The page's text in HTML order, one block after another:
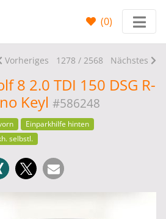
(0)
Vorheriges 1278 / 2568 Nächstes
8 2.0 TDI 150 DSG R-
Keyl #586248
Einparkhilfe hinten
selbstl.